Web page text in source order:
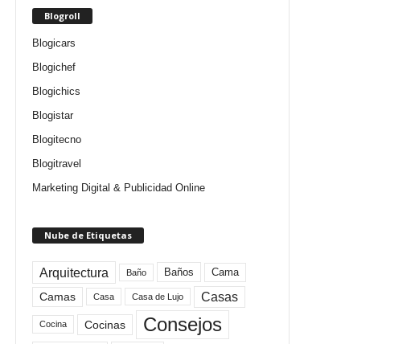
Blogroll
Blogicars
Blogichef
Blogichics
Blogistar
Blogitecno
Blogitravel
Marketing Digital & Publicidad Online
Nube de Etiquetas
Arquitectura Baño Baños Cama
Camas Casa Casa de Lujo Casas
Cocina Cocinas Consejos